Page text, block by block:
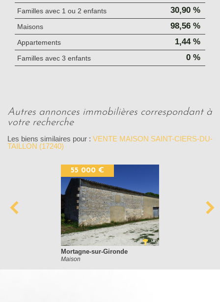
Familles avec 1 ou 2 enfants 30,90 %
Maisons 98,56 %
Appartements 1,44 %
Familles avec 3 enfants 0 %
autres annonces immobilières correspondant à
votre recherche
Les biens similaires pour : VENTE MAISON SAINT-CIERS-DU-
TAILLON (17240)
55 000 €
Mortagne-sur-Gironde
Maison